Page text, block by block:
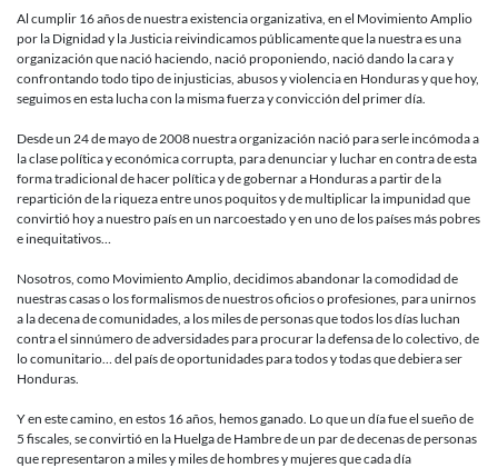
Al cumplir 16 años de nuestra existencia organizativa, en el Movimiento Amplio
por la Dignidad y la Justicia reivindicamos públicamente que la nuestra es una
organización que nació haciendo, nació proponiendo, nació dando la cara y
confrontando todo tipo de injusticias, abusos y violencia en Honduras y que hoy,
seguimos en esta lucha con la misma fuerza y convicción del primer día.
Desde un 24 de mayo de 2008 nuestra organización nació para serle incómoda a
la clase política y económica corrupta, para denunciar y luchar en contra de esta
forma tradicional de hacer política y de gobernar a Honduras a partir de la
repartición de la riqueza entre unos poquitos y de multiplicar la impunidad que
convirtió hoy a nuestro país en un narcoestado y en uno de los países más pobres
e inequitativos…
Nosotros, como Movimiento Amplio, decidimos abandonar la comodidad de
nuestras casas o los formalismos de nuestros oficios o profesiones, para unirnos
a la decena de comunidades, a los miles de personas que todos los días luchan
contra el sinnúmero de adversidades para procurar la defensa de lo colectivo, de
lo comunitario… del país de oportunidades para todos y todas que debiera ser
Honduras.
Y en este camino, en estos 16 años, hemos ganado. Lo que un día fue el sueño de
5 fiscales, se convirtió en la Huelga de Hambre de un par de decenas de personas
que representaron a miles y miles de hombres y mujeres que cada día